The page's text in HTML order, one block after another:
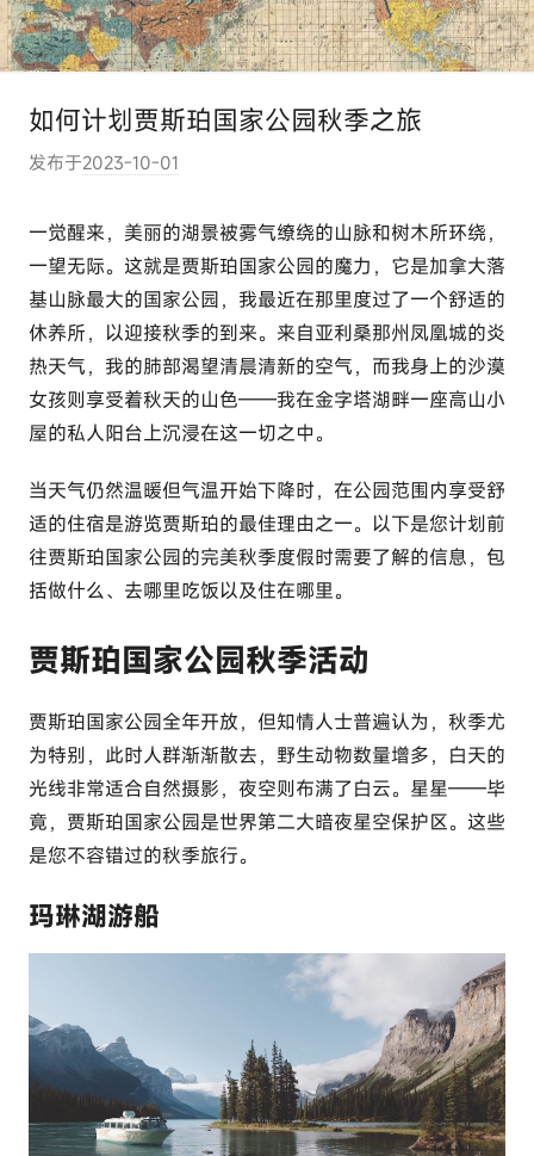
如何计划贾斯珀国家公园秋季之旅
发布于2023-10-01
:
e
l
t
o
u
r
o
m
一觉醒来，美丽的湖景被雾气缭绕的山脉和树木所环绕，
一望无际。 这就是贾斯珀国家公园的魔力 ，它是加拿大落
基山脉最大的国家公园，我最近在那里度过了一个舒适的
休养所，以迎接秋季的到来。 来自亚利桑那州凤凰城的炎
热天气，我的肺部渴望清晨清新的空气，而我身上的沙漠
女孩则享受着秋天的山色——我在金字塔湖畔一座高山小
屋的私人阳台上沉浸在这一切之中。
当天气仍然温暖但气温开始下降时，在公园范围内享受舒
适的住宿是游览贾斯珀的最佳理由之一。以下是您计划前
往贾斯珀国家公园的完美秋季度假时需要了解的信息，包
括做什么、去哪里吃饭以及住在哪里。
贾斯珀国家公园秋季活动
贾斯珀国家公园全年开放，但知情人士普遍认为，秋季尤
为特别，此时人群渐渐散去，野生动物数量增多，白天的
光线非常适合自然摄影，夜空则布满了白云。星星——毕
竟，贾斯珀国家公园是世界第二大暗夜星空保护区。这些
是您不容错过的秋季旅行。
玛琳湖游船